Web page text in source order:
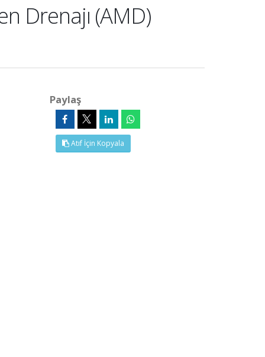
Drenajı (AMD)
Paylaş
Atıf İçin Kopyala